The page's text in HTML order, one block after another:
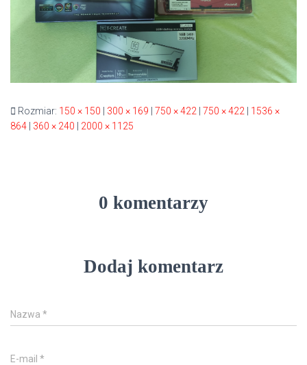
Rozmiar: 150 × 150 300 × 169 750 × 422 750 × 422
1536 ×
864
360 × 240 2000 × 1125
0 komentarzy
Dodaj komentarz
Nazwa *
E-mail *